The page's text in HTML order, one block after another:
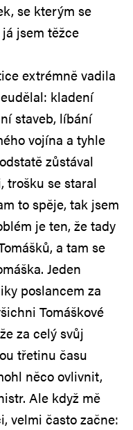
se kterým se
jsem těžce
extrémně vadila
kladení
staveb, líbání
vojína a tyhle
zůstával
trošku se staral
to spěje, tak jsem
je ten, že tady
a tam se
Jeden
poslancem za
Tomáškové
za celý svůj
třetinu času
něco ovlivnit,
Ale když mě
velmi často začne: